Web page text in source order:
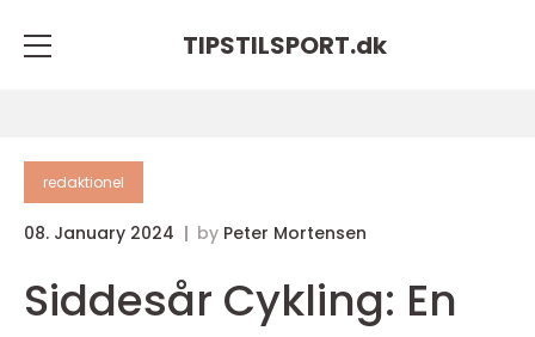
TIPSTILSPORT.dk
redaktionel
08. January 2024 by Peter Mortensen
Siddesår Cykling: En